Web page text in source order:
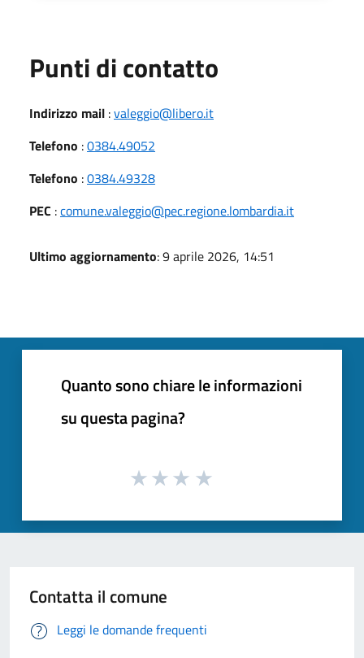
Punti di contatto
Indirizzo mail :valeggio@libero.it
Telefono :0384.49052
Telefono :0384.49328
PEC :comune.valeggio@pec.regione.lombardia.it
Ultimo aggiornamento: 9 aprile 2026, 14:51
Quanto sono chiare le informazioni
su questa pagina?
Contatta il comune
Leggi le domande frequenti